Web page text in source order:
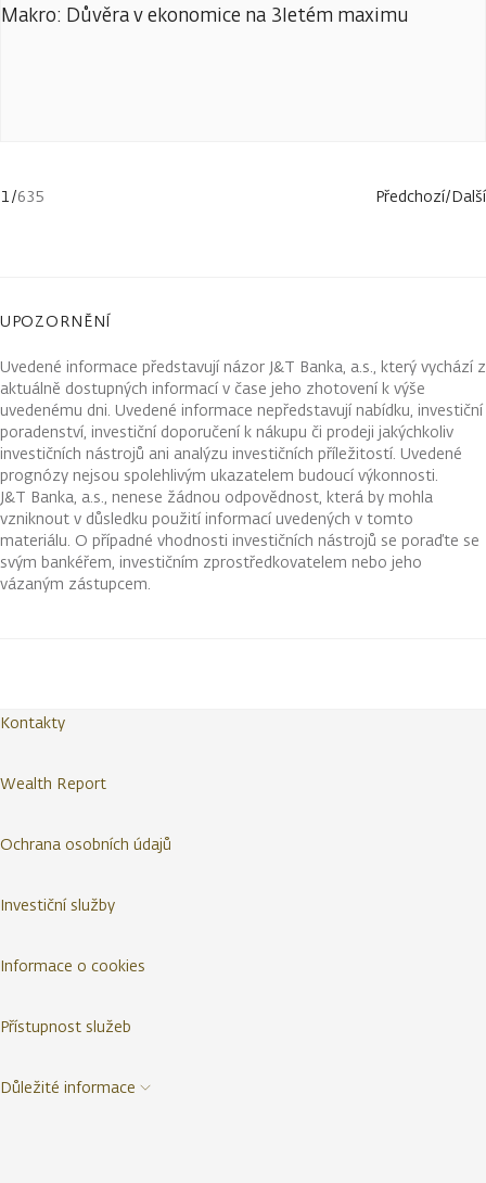
Makro: Důvěra v ekonomice na 3letém maximu
1/635 Předchozí/Další
UPOZORNĚNÍ
Uvedené informace představují názor J&T Banka, a.s., který vychází z
aktuálně dostupných informací v čase jeho zhotovení k výše
uvedenému dni. Uvedené informace nepředstavují nabídku, investiční
poradenství, investiční doporučení k nákupu či prodeji jakýchkoliv
investičních nástrojů ani analýzu investičních příležitostí. Uvedené
prognózy nejsou spolehlivým ukazatelem budoucí výkonnosti.
J&T Banka, a.s., nenese žádnou odpovědnost, která by mohla
vzniknout v důsledku použití informací uvedených v tomto
materiálu. O případné vhodnosti investičních nástrojů se poraďte se
svým bankéřem, investičním zprostředkovatelem nebo jeho
vázaným zástupcem.
Kontakty
Wealth Report
Ochrana osobních údajů
Investiční služby
Informace o cookies
Přístupnost služeb
Důležité informace